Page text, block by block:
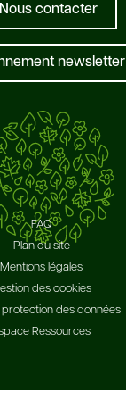
Nous contacter
newsletter
FAQ
Plan du site
Mentions légales
des cookies
protection des données
Ressources